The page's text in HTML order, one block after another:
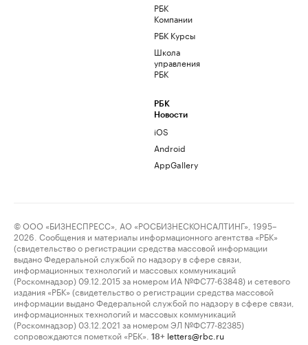
РБК
Компании
РБК Курсы
Школа
управления
РБК
РБК
Новости
iOS
Android
AppGallery
© ООО «БИЗНЕСПРЕСС», АО «РОСБИЗНЕСКОНСАЛТИНГ», 1995–
2026. Сообщения и материалы информационного агентства «РБК»
(свидетельство о регистрации средства массовой информации
выдано Федеральной службой по надзору в сфере связи,
информационных технологий и массовых коммуникаций
(Роскомнадзор) 09.12.2015 за номером ИА №ФС77-63848) и сетевого
издания «РБК» (свидетельство о регистрации средства массовой
информации выдано Федеральной службой по надзору в сфере связи,
информационных технологий и массовых коммуникаций
(Роскомнадзор) 03.12.2021 за номером ЭЛ №ФС77-82385)
сопровождаются пометкой «РБК».
18+ letters@rbc.ru